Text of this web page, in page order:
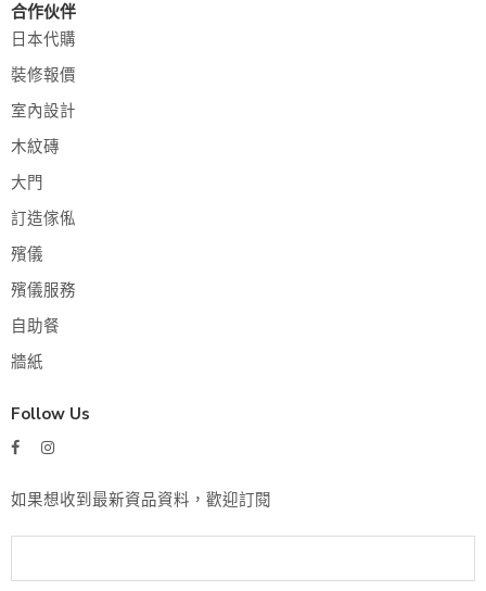
合作伙伴
日本代購
裝修報價
室內設計
木紋磚
大門
訂造傢俬
殯儀
殯儀服務
自助餐
牆紙
Follow Us
如果想收到最新資品資料，歡迎訂閱